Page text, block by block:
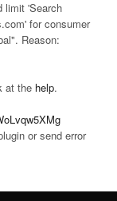
limit 'Search
for consumer
Reason:
at the help.
or send error